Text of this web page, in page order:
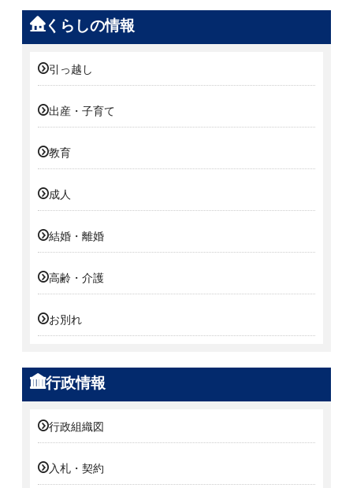
くらしの情報
引っ越し
出産・子育て
教育
成人
結婚・離婚
高齢・介護
お別れ
行政情報
行政組織図
入札・契約